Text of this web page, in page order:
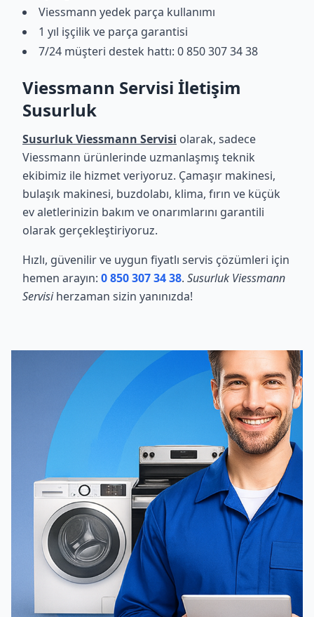
Viessmann yedek parça kullanımı
1 yıl işçilik ve parça garantisi
7/24 müşteri destek hattı: 0 850 307 34 38
Viessmann Servisi İletişim
Susurluk
Susurluk Viessmann Servisi olarak, sadece
Viessmann ürünlerinde uzmanlaşmış teknik
ekibimiz ile hizmet veriyoruz. Çamaşır makinesi,
bulaşık makinesi, buzdolabı, klima, fırın ve küçük
ev aletlerinizin bakım ve onarımlarını garantili
olarak gerçekleştiriyoruz.
Hızlı, güvenilir ve uygun fiyatlı servis çözümleri için
hemen arayın: 0 850 307 34 38. Susurluk Viessmann
Servisiherzaman sizin yanınızda!